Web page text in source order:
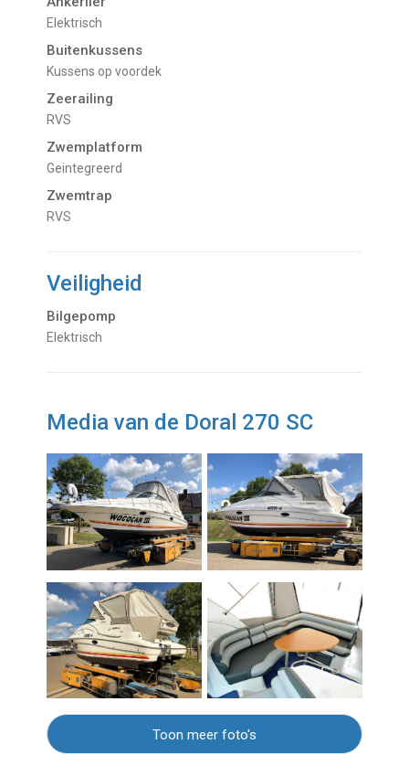
Elektrisch
Buitenkussens
Kussens op voordek
Zeerailing
RVS
Zwemplatform
geintegreerd
Zwemtrap
RVS
Veiligheid
Bilgepomp
Elektrisch
Media van de Doral 270 SC
Toon meer foto's